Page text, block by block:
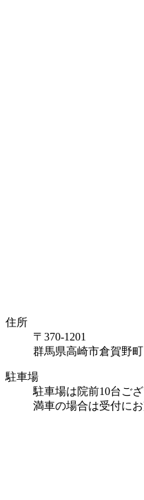
住所
〒370-1201
群馬県高崎市倉賀野町
駐車場
駐車場は院前10台ござ
満車の場合は受付にお